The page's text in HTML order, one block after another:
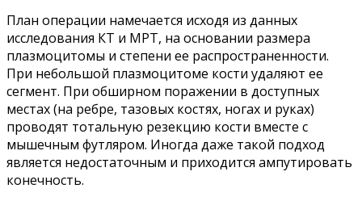
План операции намечается исходя из данных
исследования КТ и МРТ, на основании размера
плазмоцитомы и степени ее распространенности.
При небольшой плазмоцитоме кости удаляют ее
сегмент. При обширном поражении в доступных
местах (на ребре, тазовых костях, ногах и руках)
проводят тотальную резекцию кости вместе с
мышечным футляром. Иногда даже такой подход
является недостаточным и приходится ампутировать
конечность.